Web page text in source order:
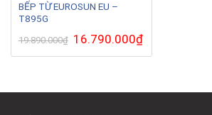
BẾP TỪ EUROSUN EU –
T895G
19.890.000₫ Giá
gốc
là:
16.790.000₫Giá
hiện
tại